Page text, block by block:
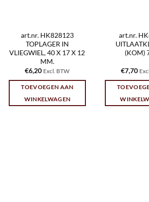
art.nr. HK828123
TOPLAGER IN
VLIEGWIEL, 40 X 17 X 12
MM.
€6,20 Excl. BTW
TOEVOEGEN AAN
WINKELWAGEN
art.nr.
(KOM)
€7,70